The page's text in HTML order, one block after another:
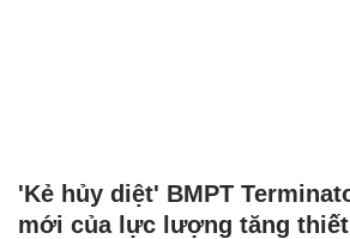
'Kẻ hủy diệt' BMPT
mới của lực lượng tăng thiết